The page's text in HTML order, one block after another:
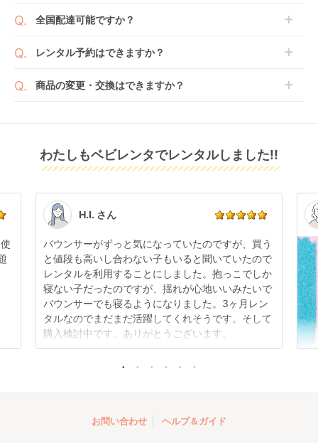
となる場合がございます。その際、メーカーの都合に
場合や、在庫切れによりご注文をキャンセルさせてい
い。
※万が一キャンセルとなった場合には、代金は全額ご
てお届けしております。そのため、小さなキズや使用
感はございますが、故障や大きなキズ、シミなどのリ
す。
点検清掃については
もご確認ください。
ョンをご購入ください。
詳しくはこちらをご確認ください。
へ入れ、カートページから住所を入力すると送料が確
全国配達可能ですか？
※空港への配達はご対応できかねますのであらかじめ
レンタル予約はできますか？
可能ですので、商品のご注文時にご希望のお日にちに
商品の変更・交換はできますか？
また、レンタル期間の変更も商品発送前であれば変更
可能です。
い。
わたしもベビレンタでレンタルしました!!
H.I. さん
バウンサーがずっと気になっていたのですが、買う
と値段も高いし合わない子もいると聞いていたので
レンタルを利用することにしました。抱っこでしか
寝ない子だったのですが、揺れが心地いいみたいで
バウンサーでも寝るようになりました。3ヶ月レン
タルなのでまだまだ活躍してくれそうです。そして
購入検討中です。ありがとうございます。
お問い合わせ ヘルプ＆ガイド